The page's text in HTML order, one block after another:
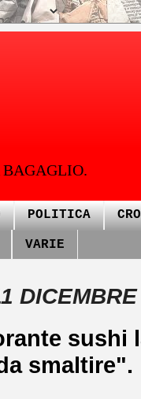
POLITICA
VARIE
sushi
smaltire".